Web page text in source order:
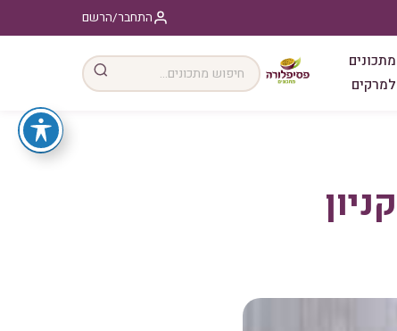
התחבר/הרשם
מתכונים
למרקים